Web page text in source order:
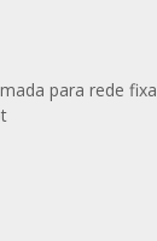
para rede